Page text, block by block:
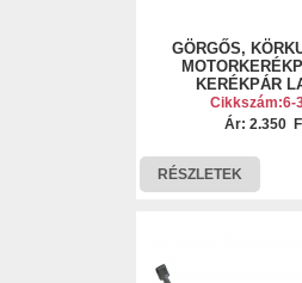
GÖRGŐS,
KERÉKPÁR
Cikkszám:6-
Ár: 2.350
RÉSZLETEK